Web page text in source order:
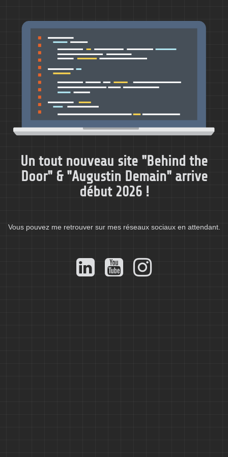
Un tout nouveau site "Behind the
Door" & "Augustin Demain" arrive
début 2026 !
Vous pouvez me retrouver sur mes réseaux sociaux en attendant.